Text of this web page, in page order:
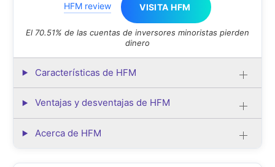
HFM review VISITA HFM
El 70.51% de las cuentas de inversores minoristas pierden
dinero
Características de HFM
Ventajas y desventajas de HFM
Acerca de HFM